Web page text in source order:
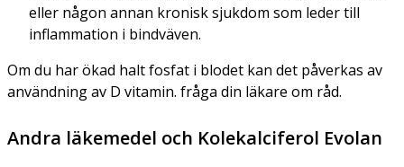
eller någon annan kronisk sjukdom som leder till
inflammation i bindväven.
Om du har ökad halt fosfat i blodet kan det påverkas av
användning av D vitamin. fråga din läkare om råd.
Andra läkemedel och Kolekalciferol Evolan